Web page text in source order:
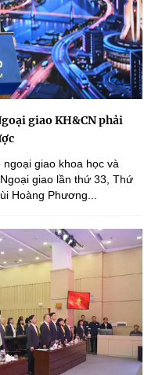
giao KH&CN phải
giao khoa học và
giao lần thứ 33, Thứ
Hoàng Phương...